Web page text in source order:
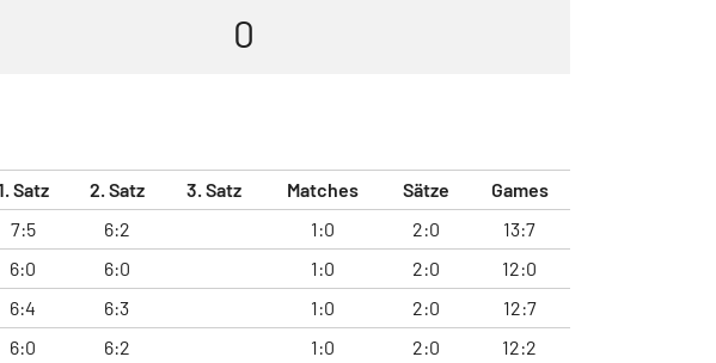
0
Satz 2. Satz 3. Satz Matches Sätze Games
7:5 6:2 1:0 2:0 13:7
6:0 6:0 1:0 2:0 12:0
6:4 6:3 1:0 2:0 12:7
6:0 6:2 1:0 2:0
12:2